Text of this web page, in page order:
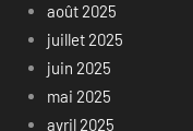
août 2025
juillet 2025
juin 2025
mai 2025
avril 2025